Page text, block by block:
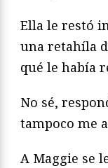
Ella le restó
una retahíla
qué le había
No sé,
tampoco me
A Maggie se